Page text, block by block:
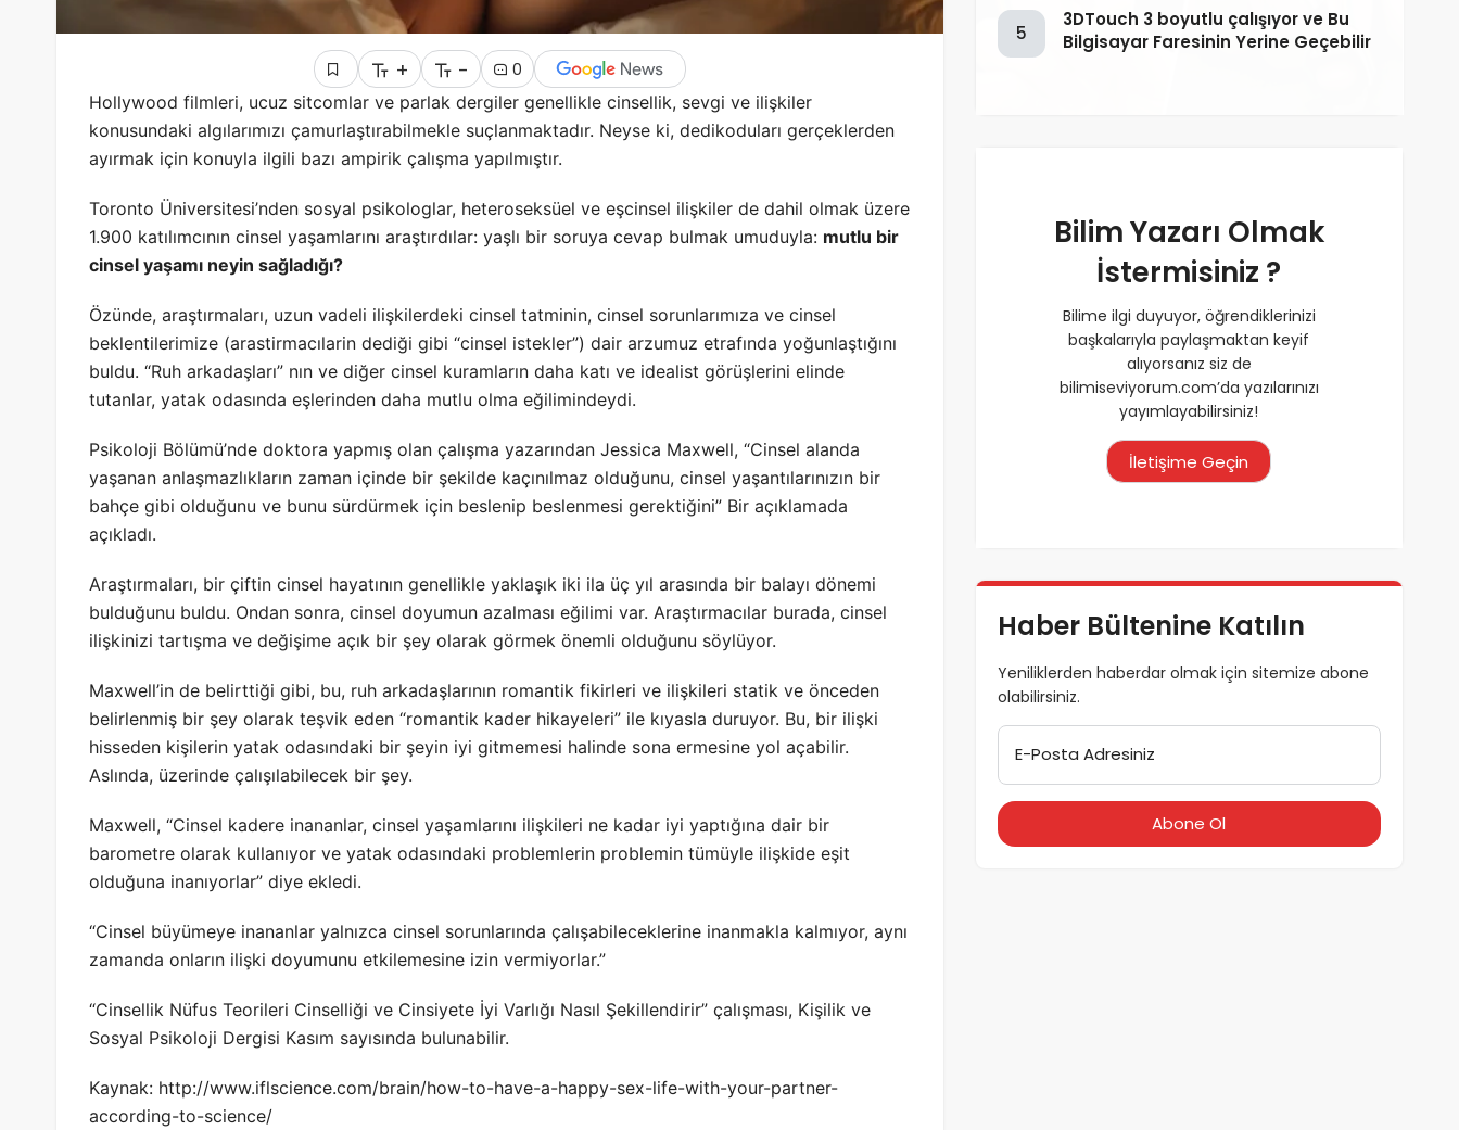
+ -
0
Hollywood filmleri, ucuz sitcomlar ve parlak dergiler genellikle cinsellik, sevgi ve ilişkiler
konusundaki algılarımızı çamurlaştırabilmekle suçlanmaktadır. Neyse ki, dedikoduları gerçeklerden
ayırmak için konuyla ilgili bazı ampirik çalışma yapılmıştır.
Toronto Üniversitesi’nden sosyal psikologlar, heteroseksüel ve eşcinsel ilişkiler de dahil olmak üzere
1.900 katılımcının cinsel yaşamlarını araştırdılar: yaşlı bir soruya cevap bulmak umuduyla: mutlu bir
cinsel yaşamı neyin sağladığı?
Özünde, araştırmaları, uzun vadeli ilişkilerdeki cinsel tatminin, cinsel sorunlarımıza ve cinsel
beklentilerimize (arastirmacılarin dediği gibi “cinsel istekler”) dair arzumuz etrafında yoğunlaştığını
buldu. “Ruh arkadaşları” nın ve diğer cinsel kuramların daha katı ve idealist görüşlerini elinde
tutanlar, yatak odasında eşlerinden daha mutlu olma eğilimindeydi.
Psikoloji Bölümü’nde doktora yapmış olan çalışma yazarından Jessica Maxwell, “Cinsel alanda
yaşanan anlaşmazlıkların zaman içinde bir şekilde kaçınılmaz olduğunu, cinsel yaşantılarınızın bir
bahçe gibi olduğunu ve bunu sürdürmek için beslenip beslenmesi gerektiğini” Bir açıklamada
açıkladı.
Araştırmaları, bir çiftin cinsel hayatının genellikle yaklaşık iki ila üç yıl arasında bir balayı dönemi
bulduğunu buldu. Ondan sonra, cinsel doyumun azalması eğilimi var. Araştırmacılar burada, cinsel
ilişkinizi tartışma ve değişime açık bir şey olarak görmek önemli olduğunu söylüyor.
Maxwell’in de belirttiği gibi, bu, ruh arkadaşlarının romantik fikirleri ve ilişkileri statik ve önceden
belirlenmiş bir şey olarak teşvik eden “romantik kader hikayeleri” ile kıyasla duruyor. Bu, bir ilişki
hisseden kişilerin yatak odasındaki bir şeyin iyi gitmemesi halinde sona ermesine yol açabilir.
Aslında, üzerinde çalışılabilecek bir şey.
Maxwell, “Cinsel kadere inananlar, cinsel yaşamlarını ilişkileri ne kadar iyi yaptığına dair bir
barometre olarak kullanıyor ve yatak odasındaki problemlerin problemin tümüyle ilişkide eşit
olduğuna inanıyorlar” diye ekledi.
“Cinsel büyümeye inananlar yalnızca cinsel sorunlarında çalışabileceklerine inanmakla kalmıyor, aynı
zamanda onların ilişki doyumunu etkilemesine izin vermiyorlar.”
“Cinsellik Nüfus Teorileri Cinselliği ve Cinsiyete İyi Varlığı Nasıl Şekillendirir” çalışması, Kişilik ve
Sosyal Psikoloji Dergisi Kasım sayısında bulunabilir.
Kaynak: http://www.iflscience.com/brain/how-to-have-a-happy-sex-life-with-your-partner-
according-to-science/
5
3DTouch 3 boyutlu çalışıyor ve Bu
Bilgisayar Faresinin Yerine Geçebilir
Bilim Yazarı Olmak
İstermisiniz ?
Bilime ilgi duyuyor, öğrendiklerinizi
başkalarıyla paylaşmaktan keyif
alıyorsanız siz de
bilimiseviyorum.com’da yazılarınızı
yayımlayabilirsiniz!
İletişime Geçin
Haber Bültenine Katılın
Yeniliklerden haberdar olmak için sitemize abone
olabilirsiniz.
E-Posta Adresiniz